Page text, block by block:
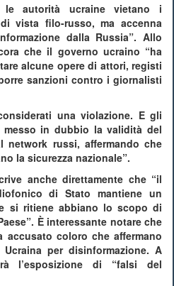
autorità ucraine vietano i
vista filo-russo, ma accenna
dalla Russia”. Allo
che il governo ucraino “ha
alcune opere di attori, registi
sanzioni contro i giornalisti
una violazione. E gli
in dubbio la validità del
russi, affermando che
la sicurezza nazionale”.
anche direttamente che “il
di Stato mantiene un
si ritiene abbiano lo scopo di
È interessante notare che
accusato coloro che affermano
per disinformazione. A
l’esposizione di “falsi del